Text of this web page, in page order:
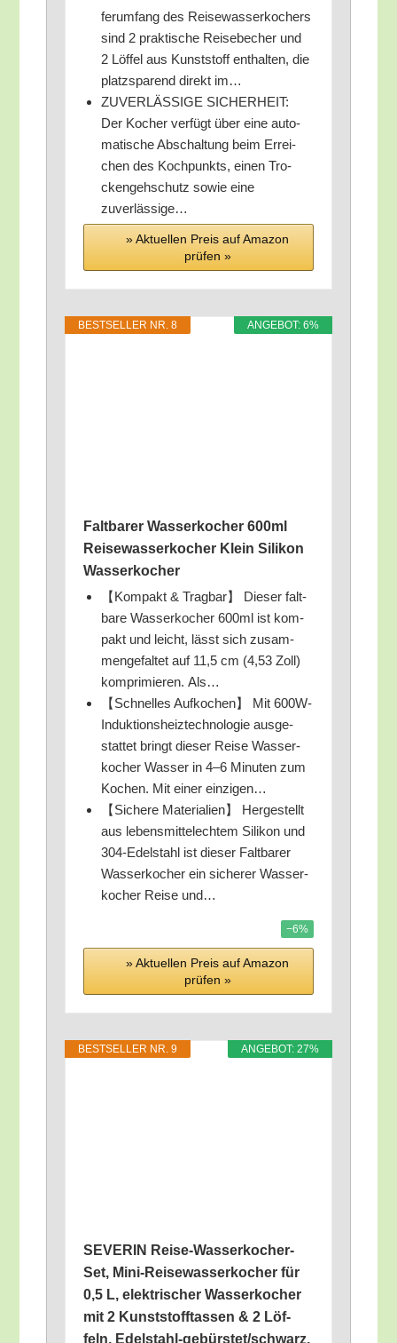
fer­um­fang des Rei­se­was­ser­ko­chers
sind 2 prak­ti­sche Rei­se­be­cher und
2 Löf­fel aus Kunst­stoff ent­hal­ten, die
platz­spa­rend direkt im…
ZUVERLÄSSIGE SICHERHEIT:
Der Kocher ver­fügt über eine auto­
ma­ti­sche Abschal­tung beim Errei­
chen des Koch­punkts, einen Tro­
cken­geh­schutz sowie eine
zuverlässige…
» Aktu­el­len Preis auf Ama­zon
prü­fen »
ANGE­BOT: 6%
BEST­SEL­LER NR. 8
Falt­ba­rer Was­ser­ko­cher 600ml
Rei­se­was­ser­ko­cher Klein Sili­kon
Wasserkocher
【Kom­pakt & Trag­bar】 Die­ser falt­
ba­re Was­ser­ko­cher 600ml ist kom­
pakt und leicht, lässt sich zusam­
men­ge­fal­tet auf 11,5 cm (4,53 Zoll)
kom­pri­mie­ren. Als…
【Schnel­les Auf­ko­chen】 Mit 600W-
Induk­ti­ons­heiz­tech­no­lo­gie aus­ge­
stat­tet bringt die­ser Rei­se Was­ser­
ko­cher Was­ser in 4–6 Minu­ten zum
Kochen. Mit einer einzigen…
【Siche­re Mate­ria­li­en】 Her­ge­stellt
aus lebens­mit­tel­ech­tem Sili­kon und
304-Edel­stahl ist die­ser Falt­ba­rer
Was­ser­ko­cher ein siche­rer Was­ser­
ko­cher Rei­se und…
−6%
» Aktu­el­len Preis auf Ama­zon
prü­fen »
ANGE­BOT: 27%
BEST­SEL­LER NR. 9
SEVERIN Rei­se-Was­ser­ko­cher-
Set, Mini-Rei­se­was­ser­ko­cher für
0,5 L, elek­tri­scher Was­ser­ko­cher
mit 2 Kunst­stoff­tas­sen & 2 Löf­
feln, Edel­stahl-gebürs­te­t/­schwarz,